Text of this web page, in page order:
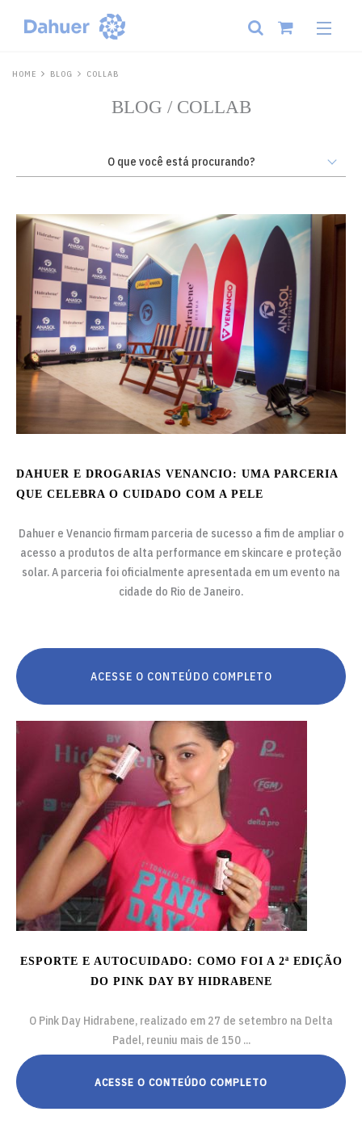
HOME BLOG COLLAB
BLOG / COLLAB
DAHUER E DROGARIAS VENANCIO: UMA PARCERIA
QUE CELEBRA O CUIDADO COM A PELE
Dahuer e Venancio firmam parceria de sucesso a fim de ampliar o
acesso a produtos de alta performance em skincare e proteção
solar. A parceria foi oficialmente apresentada em um evento na
cidade do Rio de Janeiro.
ACESSE O CONTEÚDO COMPLETO
ESPORTE E AUTOCUIDADO: COMO FOI A 2ª EDIÇÃO
DO PINK DAY BY HIDRABENE
O Pink Day Hidrabene, realizado em 27 de setembro na Delta
Padel, reuniu mais de 150 ...
ACESSE O CONTEÚDO COMPLETO